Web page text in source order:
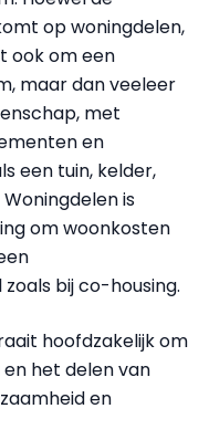
op woningdelen,
ook om een
maar dan veeleer
met
en
een tuin, kelder,
is
om woonkosten
bij co-housing.
hoofdzakelijk om
het delen van
en